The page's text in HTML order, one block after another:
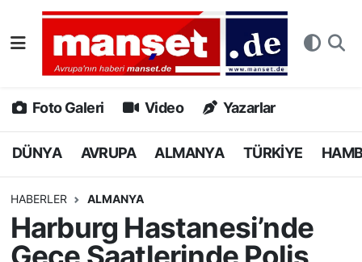
Foto Galeri Video Yazarlar
DÜNYA AVRUPA ALMANYA TÜRKİYE
HABERLER ALMANYA
Harburg Hastanesi’nde
DÜNYA
AVRUPA
ALMANYA
HAMBURG
Nöbetçi Eczaneler
Hava Durumu
Namaz Vakitleri
Puan Durumu ve Fikstür